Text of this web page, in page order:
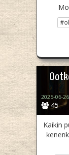
45
2025-06-26
Kaikin